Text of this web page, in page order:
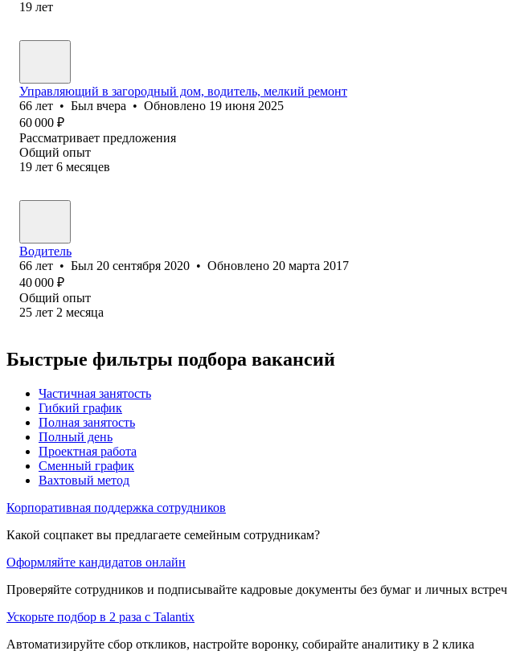
19 лет
Управляющий в загородный дом, водитель, мелкий ремонт
66 лет • Был вчера • Обновлено 19 июня 2025
60 000 ₽
Рассматривает предложения
Общий опыт
19 лет 6 месяцев
Водитель
66 лет • Был 20 сентября 2020 • Обновлено 20 марта 2017
40 000 ₽
Общий опыт
25 лет 2 месяца
Быстрые фильтры подбора вакансий
Частичная занятость
Гибкий график
Полная занятость
Полный день
Проектная работа
Сменный график
Вахтовый метод
Корпоративная поддержка сотрудников
Какой соцпакет вы предлагаете семейным сотрудникам?
Оформляйте кандидатов онлайн
Проверяйте сотрудников и подписывайте кадровые документы без бумаг и личных встреч
Ускорьте подбор в 2 раза с Talantix
Автоматизируйте сбор откликов, настройте воронку, собирайте аналитику в 2 клика